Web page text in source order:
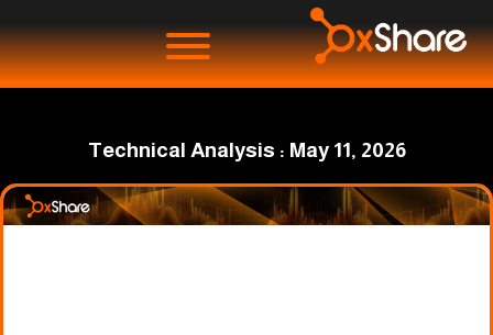
Technical Analysis : May 11, 2026